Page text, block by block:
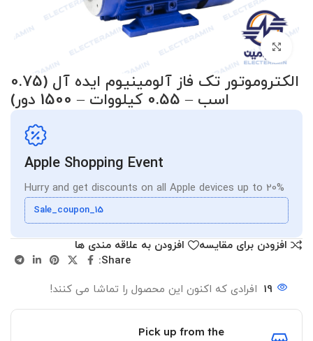
برای بزرگنمایی کلیک کنید
الکتروموتور تک فاز آلومینیوم ایده آل (0.75
اسب – 0.55 کیلووات – 1500 دور)
Apple Shopping Event
Hurry and get discounts on all Apple devices up to 20%
Sale_coupon_15
افزودن برای مقایسه
افزودن به علاقه مندی ها
Share:
19 افرادی که اکنون این محصول را تماشا می کنند!
Pick up from the